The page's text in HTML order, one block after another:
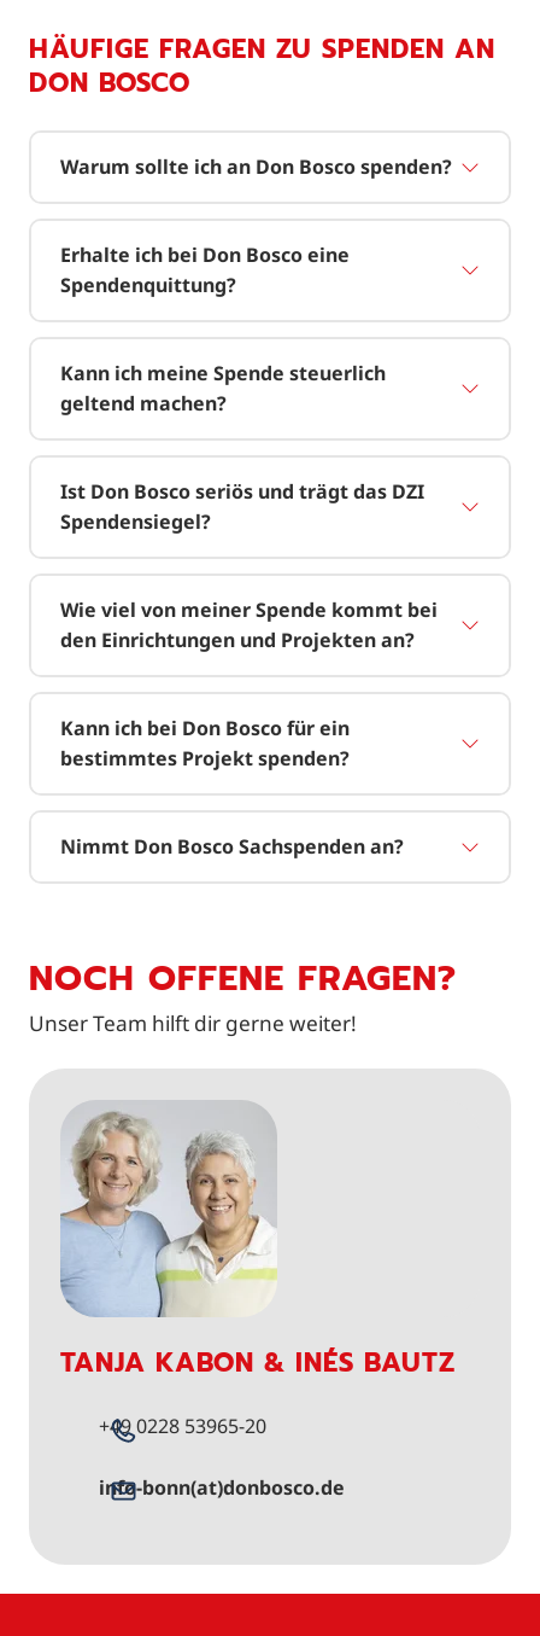
HÄUFIGE FRAGEN ZU SPENDEN AN
DON BOSCO
Warum sollte ich an Don Bosco spenden?
Erhalte ich bei Don Bosco eine
Spendenquittung?
Kann ich meine Spende steuerlich
geltend machen?
Ist Don Bosco seriös und trägt das DZI
Spendensiegel?
Wie viel von meiner Spende kommt bei
den Einrichtungen und Projekten an?
Kann ich bei Don Bosco für ein
bestimmtes Projekt spenden?
Nimmt Don Bosco Sachspenden an?
NOCH OFFENE FRAGEN?
Unser Team hilft dir gerne weiter!
TANJA KABON & INÉS BAUTZ
+49 0228 53965-20
info-bonn(at)donbosco.de